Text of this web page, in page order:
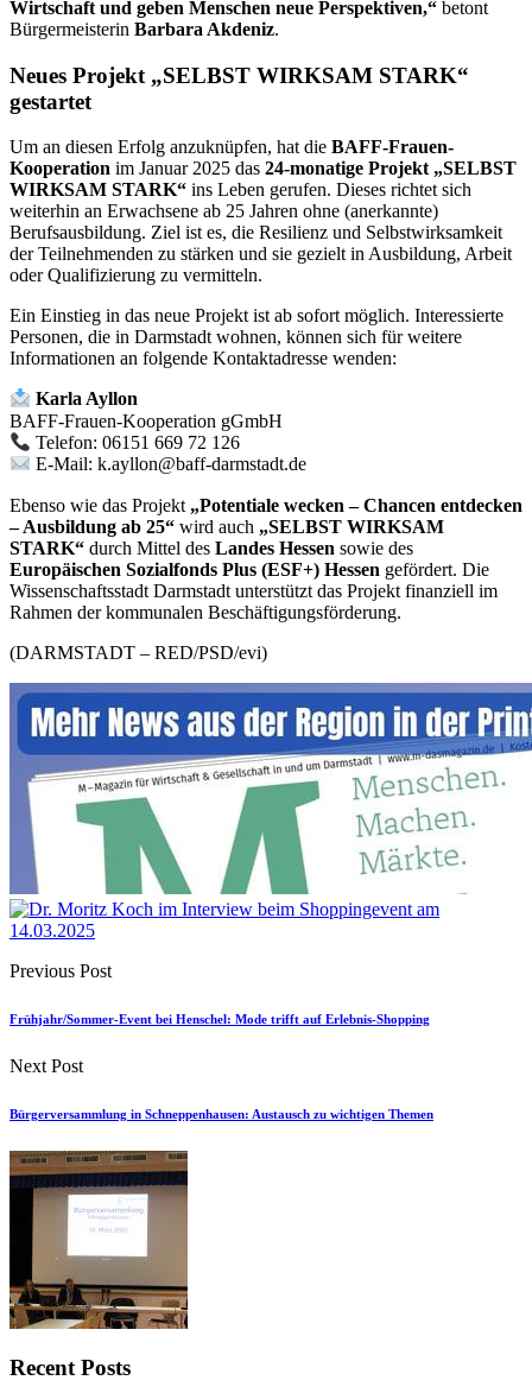
Wirtschaft und geben Menschen neue Perspektiven,“ betont
Bürgermeisterin Barbara Akdeniz.
Neues Projekt „SELBST WIRKSAM STARK“
gestartet
Um an diesen Erfolg anzuknüpfen, hat die BAFF-Frauen-
Kooperation im Januar 2025 das 24-monatige Projekt „SELBST
WIRKSAM STARK“ ins Leben gerufen. Dieses richtet sich
weiterhin an Erwachsene ab 25 Jahren ohne (anerkannte)
Berufsausbildung. Ziel ist es, die Resilienz und Selbstwirksamkeit
der Teilnehmenden zu stärken und sie gezielt in Ausbildung, Arbeit
oder Qualifizierung zu vermitteln.
Ein Einstieg in das neue Projekt ist ab sofort möglich. Interessierte
Personen, die in Darmstadt wohnen, können sich für weitere
Informationen an folgende Kontaktadresse wenden:
Karla Ayllon
BAFF-Frauen-Kooperation gGmbH
Telefon: 06151 669 72 126
E-Mail:k.ayllon@baff-darmstadt.de
Ebenso wie das Projekt „Potentiale wecken – Chancen entdecken
– Ausbildung ab 25“ wird auch „SELBST WIRKSAM
STARK“ durch Mittel des Landes Hessen sowie des
Europäischen Sozialfonds Plus (ESF+) Hessen gefördert. Die
Wissenschaftsstadt Darmstadt unterstützt das Projekt finanziell im
Rahmen der kommunalen Beschäftigungsförderung.
(DARMSTADT – RED/PSD/evi)
Previous Post
Frühjahr/Sommer-Event bei Henschel: Mode trifft auf Erlebnis-Shopping
Next Post
Bürgerversammlung in Schneppenhausen: Austausch zu wichtigen Themen
Recent Posts